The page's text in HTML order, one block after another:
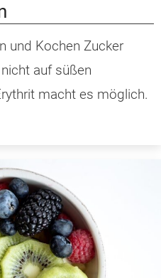
und Kochen Zucker
auf süßen
macht es möglich.